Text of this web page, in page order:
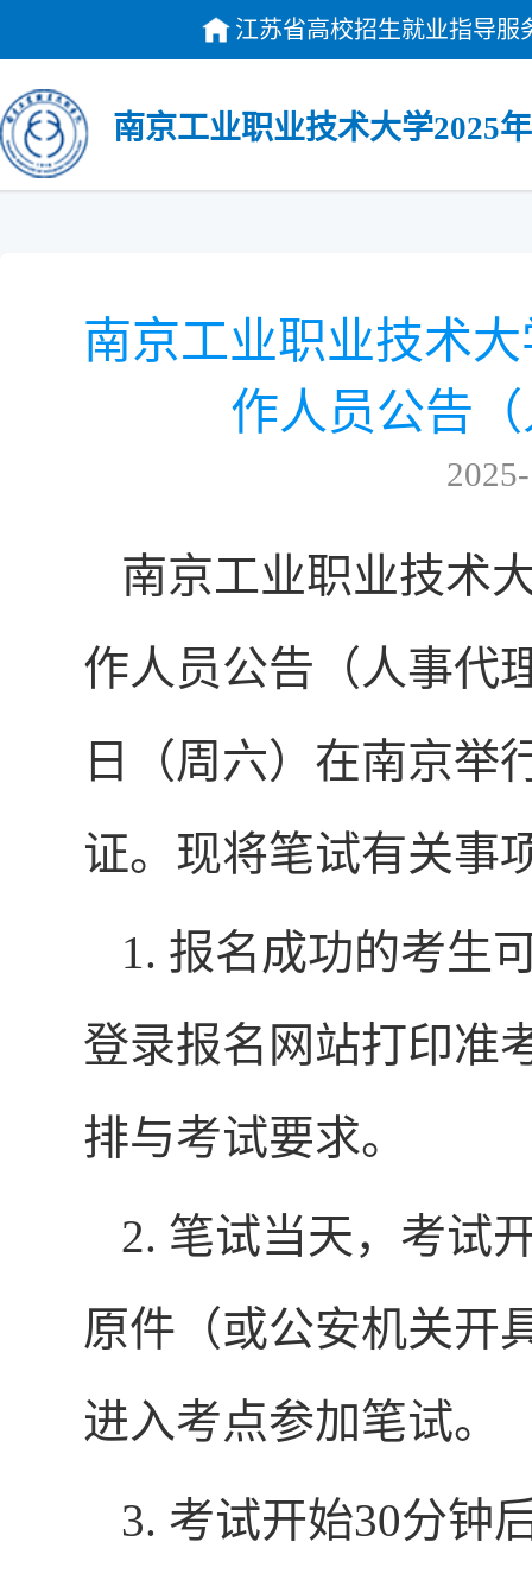
江苏省高校招生就业指导
南京工业职业技术大学2025
南京工业职业技术
作人员公告
南京工业职业技术
作人员公告（人事代
日（周六）在南京举
证。现将笔试有关事
1. 报名成功的考生
登录报名网站打印准
排与考试要求。
2. 笔试当天，考试
原件（或公安机关开
进入考点参加笔试。
3. 考试开始30分钟